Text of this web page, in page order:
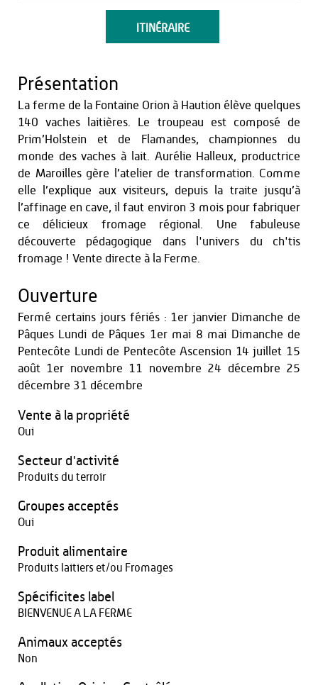
ITINÉRAIRE
Présentation
La ferme de la Fontaine Orion à Haution élève quelques
140 vaches laitières. Le troupeau est composé de
Prim’Holstein et de Flamandes, championnes du
monde des vaches à lait. Aurélie Halleux, productrice
de Maroilles gère l’atelier de transformation. Comme
elle l’explique aux visiteurs, depuis la traite jusqu’à
l’affinage en cave, il faut environ 3 mois pour fabriquer
ce délicieux fromage régional. Une fabuleuse
découverte pédagogique dans l'univers du ch'tis
fromage ! Vente directe à la Ferme.
Ouverture
Fermé certains jours fériés : 1er janvier Dimanche de
Pâques Lundi de Pâques 1er mai 8 mai Dimanche de
Pentecôte Lundi de Pentecôte Ascension 14 juillet 15
août 1er novembre 11 novembre 24 décembre 25
décembre 31 décembre
Vente à la propriété
Oui
Secteur d'activité
Produits du terroir
Groupes acceptés
Oui
Produit alimentaire
Produits laitiers et/ou Fromages
Spécificites label
BIENVENUE A LA FERME
Animaux acceptés
Non